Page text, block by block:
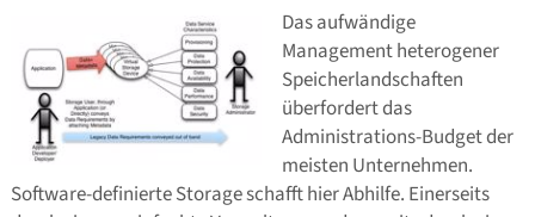
Das aufwändige
Management heterogener
Speicherlandschaften
überfordert das
Administrations-Budget der
meisten Unternehmen.
Software-definierte Storage schafft hier Abhilfe. Einerseits